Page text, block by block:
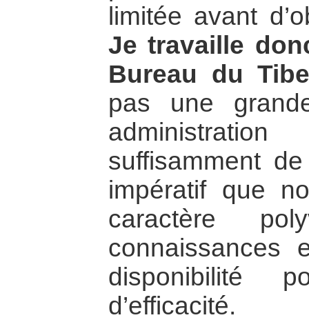
limitée avant
Je travaille
Bureau du
pas une
suffisamment
impératif que
caractère
connaissances
disponibilité
d’efficacité.